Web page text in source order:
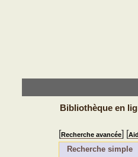
Bibliothèque en
[Recherche avancée] [
Recherche simple